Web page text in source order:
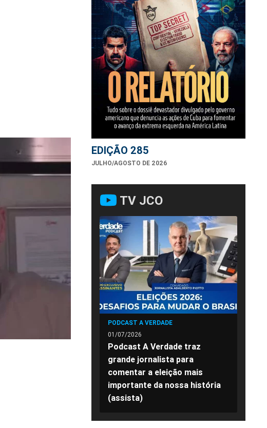
EDIÇÃO 285
JULHO/AGOSTO DE 2026
TV JCO
PODCAST A VERDADE
01/07/2026
Podcast A Verdade traz
grande jornalista para
comentar a eleição mais
importante da nossa história
(assista)